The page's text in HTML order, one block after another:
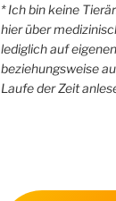
* Ich bin keine
hier über
lediglich auf
beziehungsweise
Laufe der Zeit